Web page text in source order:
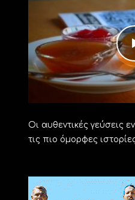
Οι αυθεντικές γεύσεις
τις πιο όμορφες